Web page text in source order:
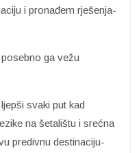
i pronađem rješenja-
ga vežu
svaki put kad
na šetalištu i srećna
predivnu destinaciju-